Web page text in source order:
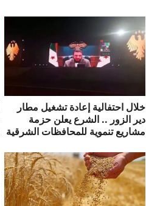
خلال احتفالية إعادة تشغيل مطار
دير الزور .. الشرع يعلن حزمة
مشاريع تنموية للمحافظات الشرقية